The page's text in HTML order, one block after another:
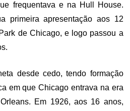
frequentava e na Hull House.
primeira apresentação aos 12
de Chicago, e logo passou a
desde cedo, tendo formação
em que Chicago entrava na era
Em 1926, aos 16 anos,